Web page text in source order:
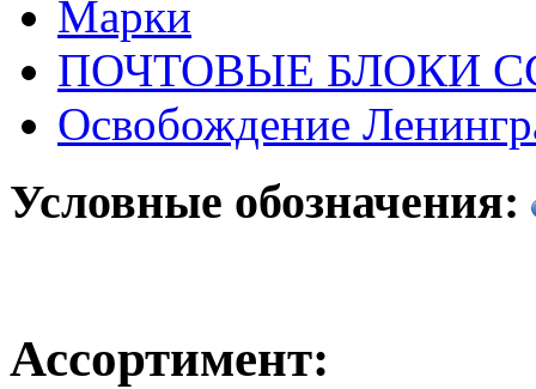
Марки
ПОЧТОВЫЕ БЛОКИ
Освобождение
Условные обозначения:
Ассортимент: